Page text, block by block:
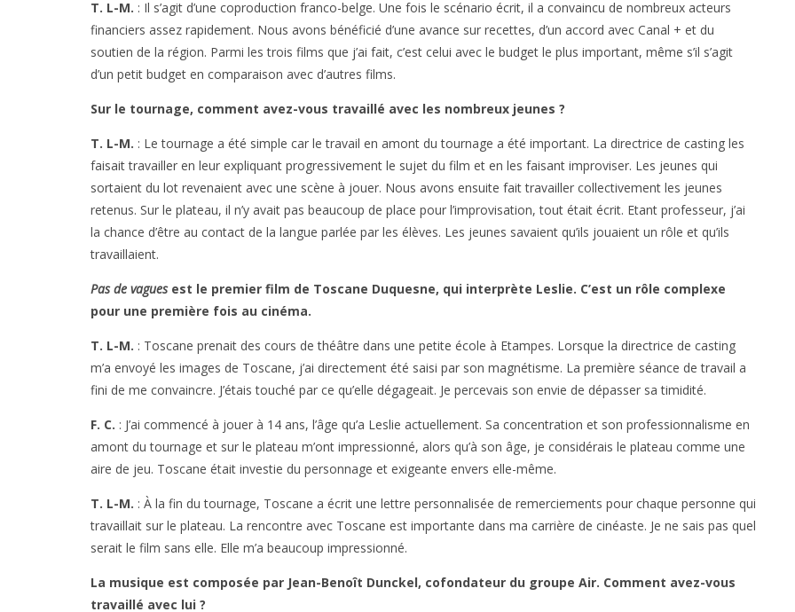
T. L-M. : Il s’agit d’une coproduction franco-belge. Une fois le scénario écrit, il a convaincu de nombreux acteurs
financiers assez rapidement. Nous avons bénéficié d’une avance sur recettes, d’un accord avec Canal + et du
soutien de la région. Parmi les trois films que j’ai fait, c’est celui avec le budget le plus important, même s’il s’agit
d’un petit budget en comparaison avec d’autres films.
Sur le tournage, comment avez-vous travaillé avec les nombreux jeunes ?
T. L-M. : Le tournage a été simple car le travail en amont du tournage a été important. La directrice de casting les
faisait travailler en leur expliquant progressivement le sujet du film et en les faisant improviser. Les jeunes qui
sortaient du lot revenaient avec une scène à jouer. Nous avons ensuite fait travailler collectivement les jeunes
retenus. Sur le plateau, il n’y avait pas beaucoup de place pour l’improvisation, tout était écrit. Etant professeur, j’ai
la chance d’être au contact de la langue parlée par les élèves. Les jeunes savaient qu’ils jouaient un rôle et qu’ils
travaillaient.
Pas de vaguesest le premier film de Toscane Duquesne, qui interprète Leslie. C’est un rôle complexe
pour une première fois au cinéma.
T. L-M. : Toscane prenait des cours de théâtre dans une petite école à Etampes. Lorsque la directrice de casting
m’a envoyé les images de Toscane, j’ai directement été saisi par son magnétisme. La première séance de travail a
fini de me convaincre. J’étais touché par ce qu’elle dégageait. Je percevais son envie de dépasser sa timidité.
F. C. : J’ai commencé à jouer à 14 ans, l’âge qu’a Leslie actuellement. Sa concentration et son professionnalisme en
amont du tournage et sur le plateau m’ont impressionné, alors qu’à son âge, je considérais le plateau comme une
aire de jeu. Toscane était investie du personnage et exigeante envers elle-même.
T. L-M. : À la fin du tournage, Toscane a écrit une lettre personnalisée de remerciements pour chaque personne qui
travaillait sur le plateau. La rencontre avec Toscane est importante dans ma carrière de cinéaste. Je ne sais pas quel
serait le film sans elle. Elle m’a beaucoup impressionné.
La musique est composée par Jean-Benoît Dunckel, cofondateur du groupe Air. Comment avez-vous
travaillé avec lui ?